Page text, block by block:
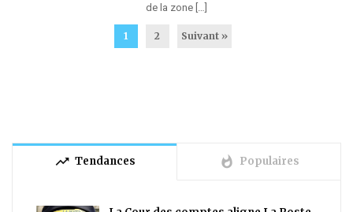
de la zone […]
1 2 Suivant »
trending_up Tendances whatshot Populaires